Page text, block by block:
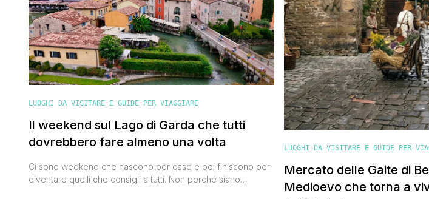
LUOGHI DA VISITARE E GUIDE PER VIAGGIARE
Il weekend sul Lago di Garda che tutti
dovrebbero fare almeno una volta
Ci sono weekend che nascono per caso e poi finiscono per
diventare quelli che consigli a tutti. Non perché siano
LUOGHI DA VISITARE E GUIDE PER
Mercato delle Gaite di
Medioevo che torna a